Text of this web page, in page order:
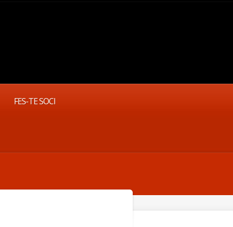
FES-TE SOCI